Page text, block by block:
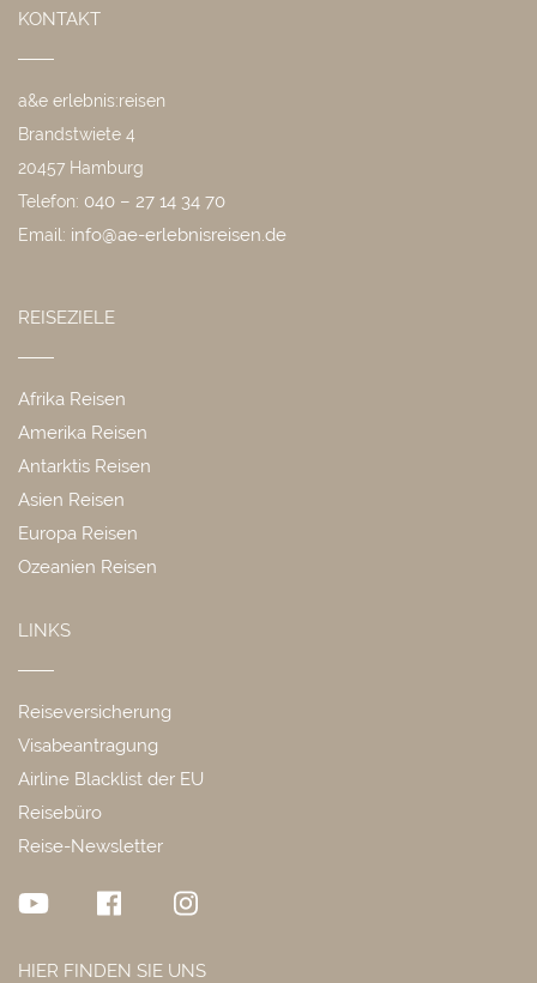
KONTAKT
a&e erlebnis:reisen
Brandstwiete 4
20457 Hamburg
Telefon: 040 – 27 14 34 70
Email: info@ae-erlebnisreisen.de
REISEZIELE
Afrika Reisen
Amerika Reisen
Antarktis Reisen
Asien Reisen
Europa Reisen
Ozeanien Reisen
LINKS
Reiseversicherung
Visabeantragung
Airline Blacklist der EU
Reisebüro
Reise-Newsletter
HIER FINDEN SIE UNS